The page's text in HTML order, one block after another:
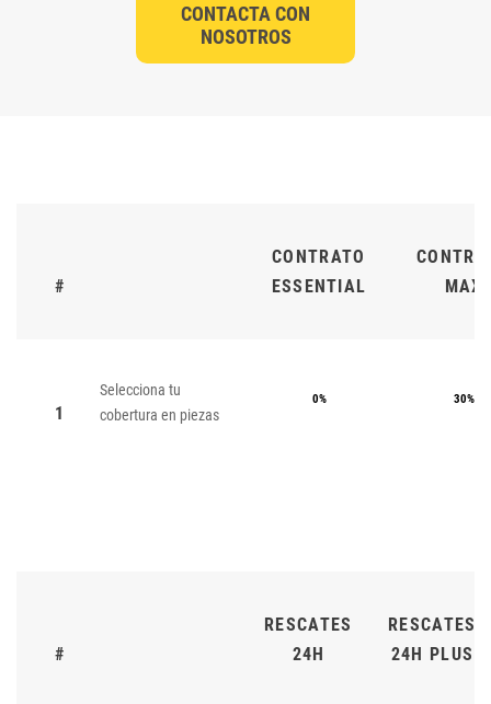
CONTACTA CON
NOSOTROS
#
CONTRATO
ESSENTIAL
MAX
1
Selecciona tu
cobertura en piezas
0% 30%
#
RESCATES
24H
RESCATES
24H PLUS